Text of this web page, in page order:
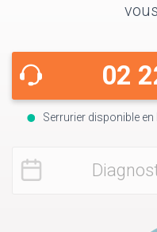
02
Serrurier disponible en